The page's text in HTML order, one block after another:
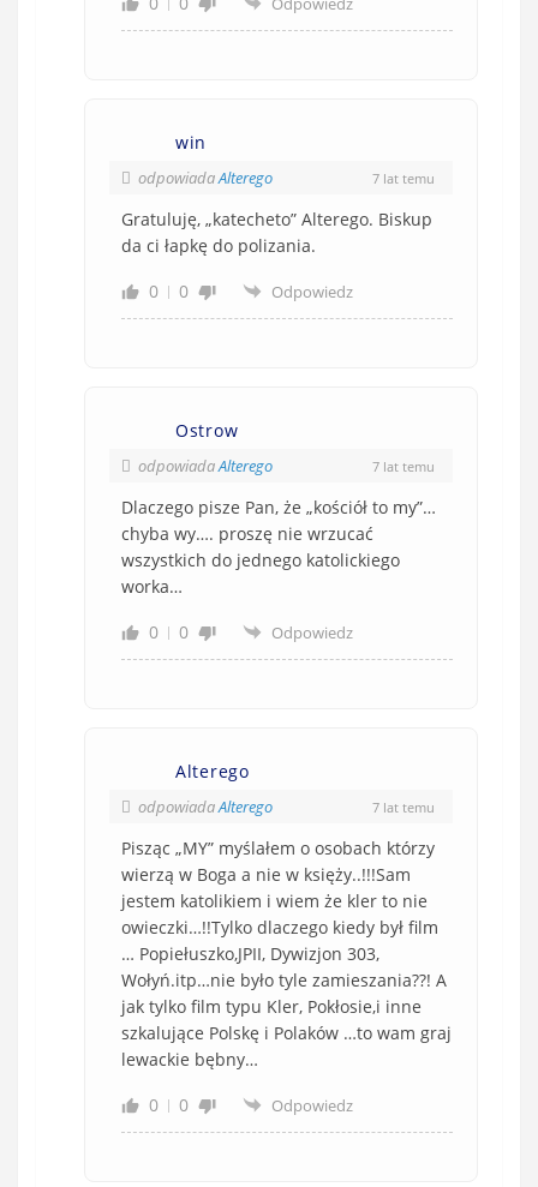
win
odpowiadaAlterego 7 lat temu
Gratuluję, „katecheto” Alterego. Biskup
da ci łapkę do polizania.
0
0 Odpowiedz
Ostrow
odpowiadaAlterego 7 lat temu
Dlaczego pisze Pan, że „kościół to my”…
chyba wy…. proszę nie wrzucać
wszystkich do jednego katolickiego
worka…
0
0 Odpowiedz
Alterego
odpowiadaAlterego 7 lat temu
Pisząc „MY” myślałem o osobach którzy
wierzą w Boga a nie w księży..!!!Sam
jestem katolikiem i wiem że kler to nie
owieczki…!!Tylko dlaczego kiedy był film
… Popiełuszko,JPII, Dywizjon 303,
Wołyń.itp…nie było tyle zamieszania??! A
jak tylko film typu Kler, Pokłosie,i inne
szkalujące Polskę i Polaków …to wam graj
lewackie bębny…
0
0 Odpowiedz